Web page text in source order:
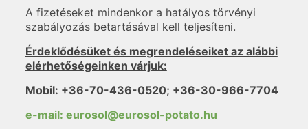
A fizetéseket mindenkor a hatályos törvényi
szabályozás betartásával kell teljesíteni.
Érdeklődésüket és megrendeléseiket az alábbi
elérhetőségeinken várjuk:
Mobil: +36-70-436-0520; +36-30-966-7704
e-mail: eurosol@eurosol-potato.hu